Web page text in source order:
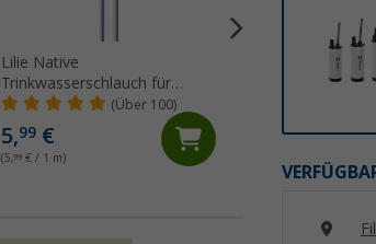
Lilie Native
Trinkwasserschlauch für
Kaltwasser 10x15 mm
(Meterware)
(Über 100)
5,99 €
(5,99 € / 1 m)
Berger
flexiblem
99 €